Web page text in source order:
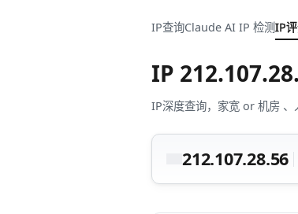
IP查询Claude AI IP 检测IP
IP
IP深度查询，家宽 or 机房 、
212.107.28.56